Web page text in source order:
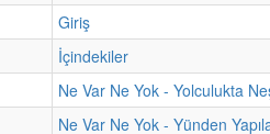
Giriş
İçindekiler
Ne Var Ne Yok - Yolculukta
Ne Var Ne Yok - Yünden